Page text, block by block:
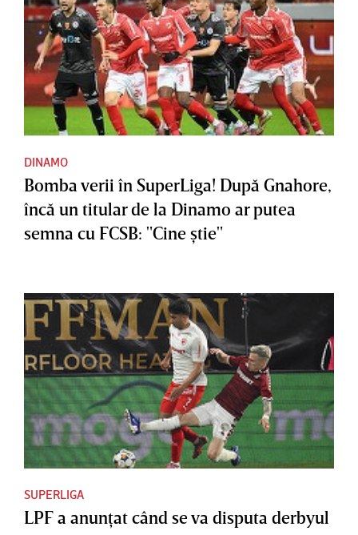
DINAMO
Bomba verii în SuperLiga! După Gnahore,
încă un titular de la Dinamo ar putea
semna cu FCSB: "Cine ştie"
SUPERLIGA
LPF a anunţat când se va disputa derbyul